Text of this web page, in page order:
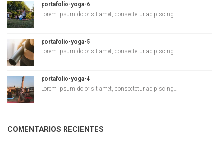
portafolio-yoga-6
Lorem ipsum dolor sit amet, consectetur adipiscing...
portafolio-yoga-5
Lorem ipsum dolor sit amet, consectetur adipiscing...
portafolio-yoga-4
Lorem ipsum dolor sit amet, consectetur adipiscing...
COMENTARIOS RECIENTES